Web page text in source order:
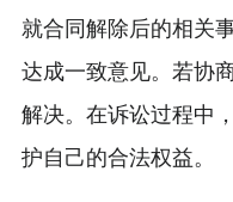
就合同解除后的相关
达成一致意见。若协
解决。在诉讼过程中
护自己的合法权益。